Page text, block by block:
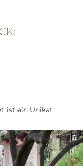
ist ein Unikat